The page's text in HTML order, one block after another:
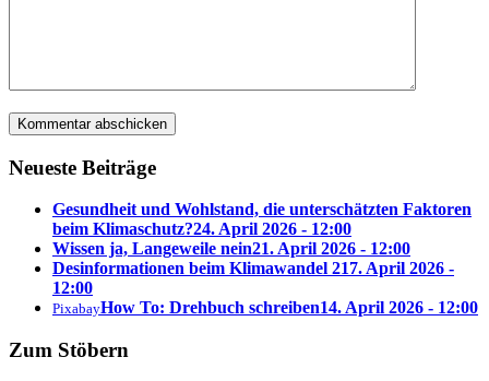
Neueste Beiträge
Gesundheit und Wohlstand, die unterschätzten Faktoren
beim Klimaschutz?24. April 2026 - 12:00
Wissen ja, Langeweile nein21. April 2026 - 12:00
Desinformationen beim Klimawandel 217. April 2026 -
12:00
PixabayHow To: Drehbuch schreiben14. April 2026 - 12:00
Zum Stöbern